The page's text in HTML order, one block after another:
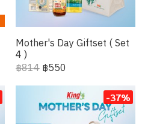
Mother's Day Giftset ( Set
4 )
฿814 ฿550
-37%